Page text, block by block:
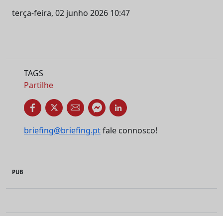
terça-feira, 02 junho 2026 10:47
TAGS
Partilhe
briefing@briefing.ptfale connosco!
PUB